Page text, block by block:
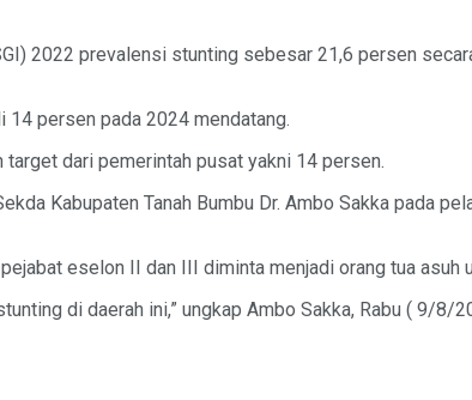
2022 prevalensi stunting sebesar 21,6 persen
14 persen pada 2024 mendatang.
dari pemerintah pusat yakni 14 persen.
Kabupaten Tanah Bumbu Dr. Ambo Sakka pada
eselon II dan III diminta menjadi orang tua asuh
di daerah ini,” ungkap Ambo Sakka, Rabu ( 9/8/